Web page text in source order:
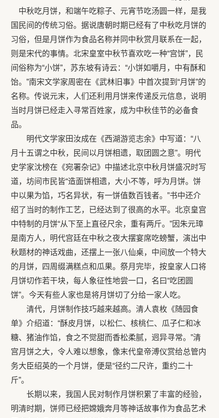
中秋吃月饼，和端午吃粽子、元宵节吃汤圆一样，是我
国民间的传统习俗。据说唐朝时期已经有了中秋吃月饼的
习俗，但是月饼作为食品名称并同中秋赏月联系在一起，
则是宋代的事情。北宋皇室中秋节喜欢吃一种“宫饼”，民
间俗称为“小饼”，苏东坡有诗云：“小饼如嚼月，中有酥和
饴。”南宋文学家周密在《武林旧事》中首次提到“月饼”的
名称。传说元末，人们还利用月饼来传递反元信息，说明
当时月饼已经走入寻常百姓家，成为中秋佳节的必备食
品。
明代文学家田汝成在《西湖游览志余》中写道：“八
月十五谓之中秋，民间以月饼相遗，取团圆之意”。明代
史学家沈榜在《宛署杂记》中描述北京中秋月饼盛况时写
道，坊间市民皆“造面饼相遗，大小不等，呼为月饼。饼
中以果为馅，巧名异状，有一饼值数百钱者。”书中还介
绍了当时的制作工艺，已经达到了很高的水平。北京皇宫
中特制的月饼“从下至上直径尺余，重有两斤。”因朱元璋
是南方人，明代宫廷在中秋之夜大摆宴席吃螃蟹，演出中
秋题材的神话戏曲，还摆上一张八仙桌，中间放一个特大
的月饼，四周缀满糕点和瓜果。祭月完毕，按皇家人口将
月饼切作若干块，每人象征性地尝一口，名曰“吃团圆
饼”。今天有些人家也是将月饼切了分给一家人吃。
清代，月饼制作技巧越来越高。清人袁枚《随园食
单》介绍道：“酥皮月饼，以松仁、核桃仁、瓜子仁和冰
糖、猪油作馅，食之不觉甜而香松柔腻，迥异寻常。”清
宫月饼之大，令人难以想象，像末代皇帝溥仪赏给总管内
务大臣绍英的一个月饼，便是“径约二尺许，重约二十
斤”。
长期以来，我国人民对制作月饼积累了丰富的经验，
明清时期，饼师已经把嫦娥奔月等神话故事作为食品艺术